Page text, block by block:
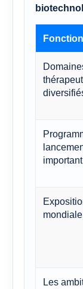
important
mondiale
Les